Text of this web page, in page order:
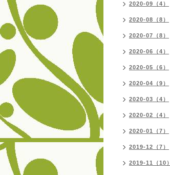
2020-09（4）
2020-08（8）
2020-07（8）
2020-06（4）
2020-05（6）
2020-04（9）
2020-03（4）
2020-02（4）
2020-01（7）
2019-12（7）
2019-11（10）